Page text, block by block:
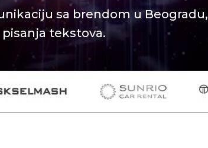
sa brendom u Beogradu,
tekstova.